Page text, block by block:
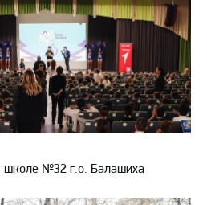
школе №32 г.о. Балашиха